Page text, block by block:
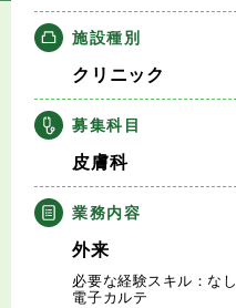
サービスの流れ
キャリアアドバイザー紹介
医師の求人・転職Q&A
知りたい・聞きたい
転職成功事例
施設種別
クリニック
募集科目
皮膚科
業務内容
外来
必要な経験スキル：なし
電子カルテ